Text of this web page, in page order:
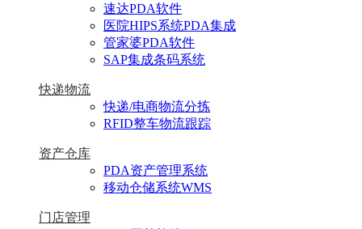
速达PDA软件
医院HIPS系统PDA集成
管家婆PDA软件
SAP集成条码系统
快递物流
快递/电商物流分拣
RFID整车物流跟踪
资产仓库
PDA资产管理系统
移动仓储系统WMS
门店管理